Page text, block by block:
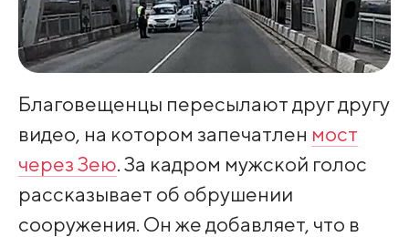
Благовещенцы пересылают друг другу
видео, на котором запечатлен мост
через Зею. За кадром мужской голос
рассказывает об обрушении
сооружения. Он же добавляет, что в